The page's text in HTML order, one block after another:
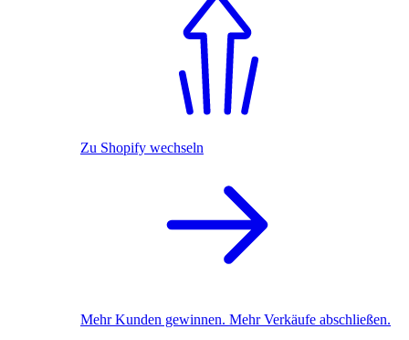
Zu Shopify wechseln
Mehr Kunden gewinnen. Mehr Verkäufe abschließen.